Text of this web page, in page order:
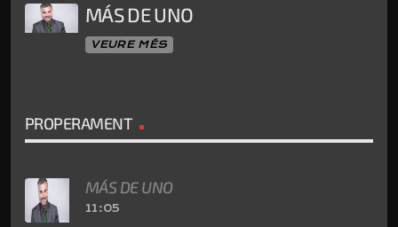
MÁS DE UNO
VEURE MÉS
PROPERAMENT
MÁS DE UNO
11:05